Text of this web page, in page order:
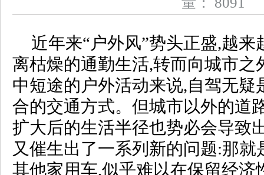
近年来“户外风”势头正盛,越
离枯燥的通勤生活,转而向城市之
中短途的户外活动来说,自驾无疑
合的交通方式。但城市以外的道
扩大后的生活半径也势必会导致
又催生出了一系列新的问题:那就
其他家用车,似乎难以在保留经济